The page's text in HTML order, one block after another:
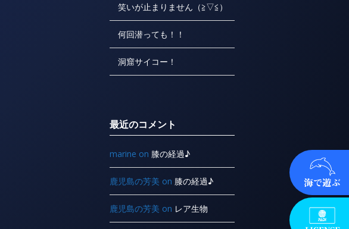
笑いが止まりません（≧▽≦）
何回潜っても！！
洞窟サイコー！
最近のコメント
marine on 膝の経過♪
鹿児島の芳美 on 膝の経過♪
鹿児島の芳美 on レア生物